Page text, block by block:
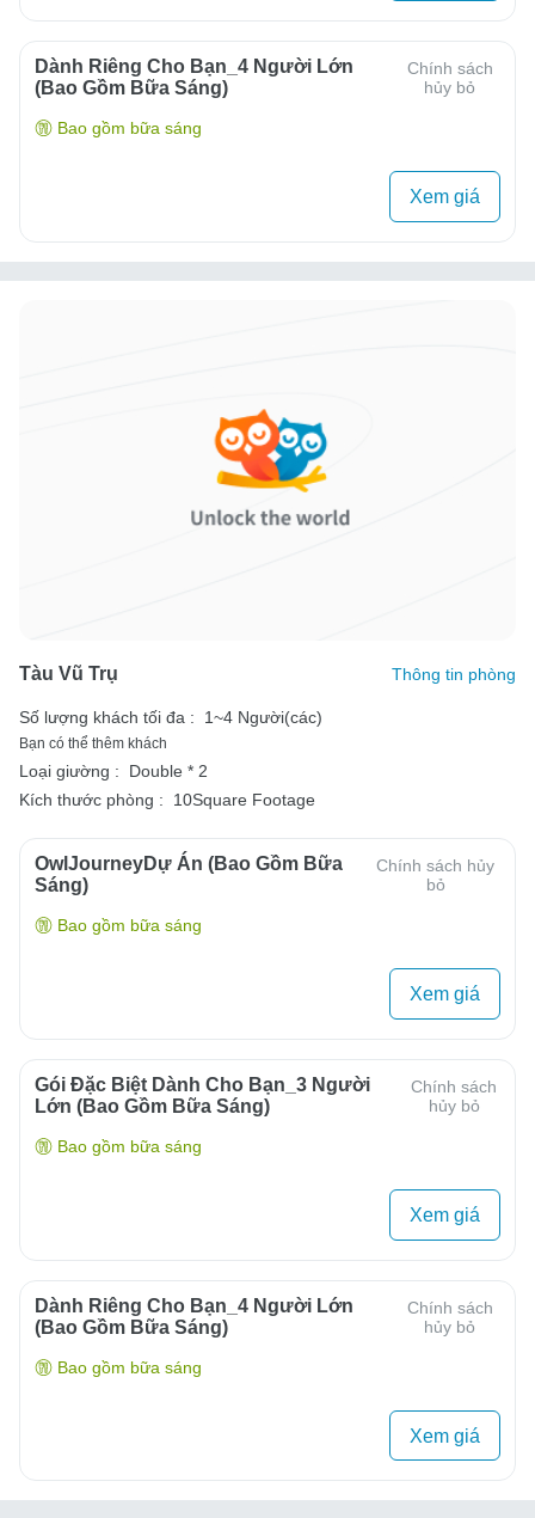
Dành Riêng Cho Bạn_4 Người Lớn
(bao Gồm Bữa Sáng)
Chính sách
hủy bỏ
Bao gồm bữa sáng
Xem giá
Tàu Vũ Trụ Thông tin phòng
Số lượng khách tối đa : 1~4 Người(các)
Bạn có thể thêm khách
Loại giường :
Double * 2
Kích thước phòng :
10Square Footage
OwlJourneyDự Án (Bao Gồm Bữa
Sáng)
Chính sách hủy
bỏ
Bao gồm bữa sáng
Xem giá
Gói Đặc Biệt Dành Cho Bạn_3 Người
Lớn (bao Gồm Bữa Sáng)
Chính sách
hủy bỏ
Bao gồm bữa sáng
Xem giá
Dành Riêng Cho Bạn_4 Người Lớn
(bao Gồm Bữa Sáng)
Chính sách
hủy bỏ
Bao gồm bữa sáng
Xem giá